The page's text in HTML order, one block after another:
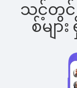
သင့်တွင်
စ်မျ